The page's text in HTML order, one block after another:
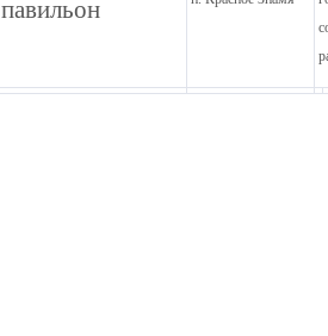
павильон